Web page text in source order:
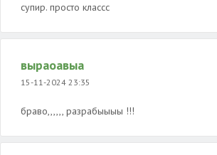
супир. просто классс
выраоавыа
15-11-2024 23:35
браво,,,,,, разрабыыыы !!!